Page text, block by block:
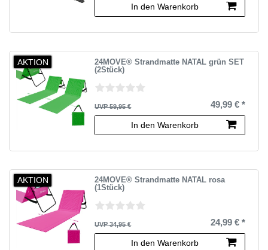
In den Warenkorb
AKTION
24MOVE® Strandmatte NATAL grün SET
(2Stück)
UVP 59,95 € 49,99 € *
In den Warenkorb
AKTION
24MOVE® Strandmatte NATAL rosa
(1Stück)
UVP 34,95 € 24,99 € *
In den Warenkorb